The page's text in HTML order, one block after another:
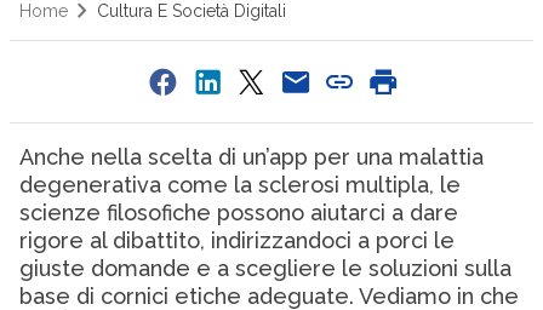
Home Cultura E Società Digitali
Anche nella scelta di un’app per una malattia
degenerativa come la sclerosi multipla, le
scienze filosofiche possono aiutarci a dare
rigore al dibattito, indirizzandoci a porci le
giuste domande e a scegliere le soluzioni sulla
base di cornici etiche adeguate. Vediamo in che